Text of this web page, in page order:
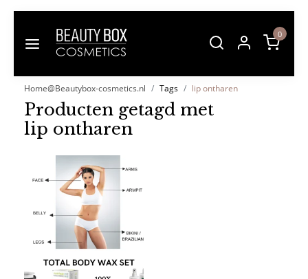
0
Home@Beautybox-cosmetics.nl Tags lip ontharen
Producten getagd met
lip ontharen